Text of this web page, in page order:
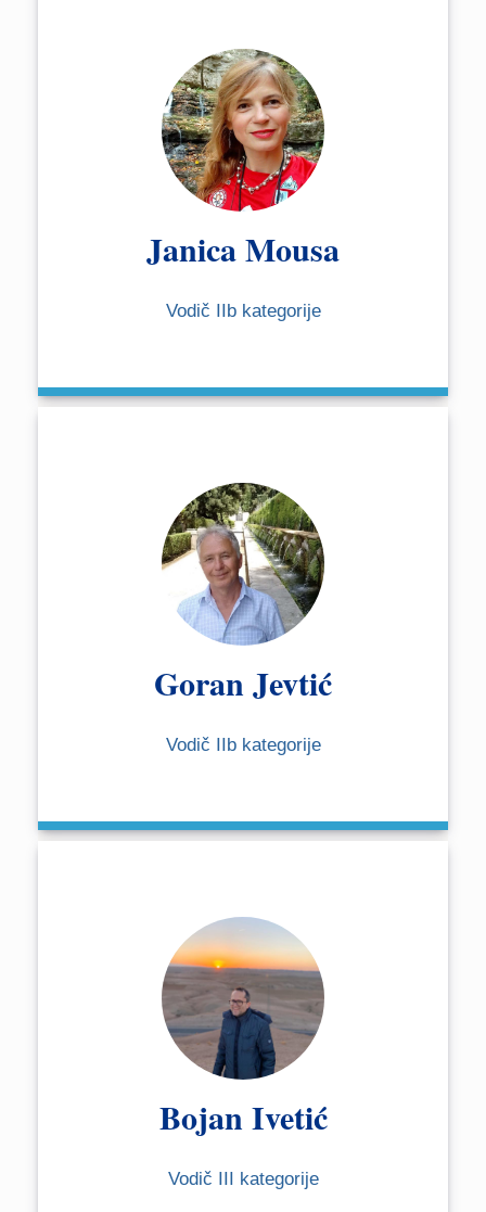
Janica Mousa
Vodič IIb kategorije
Goran Jevtić
Vodič IIb kategorije
Bojan Ivetić
Vodič III kategorije